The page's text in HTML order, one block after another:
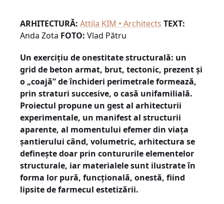
ARHITECTURĂ: Attila KIM • Architects TEXT:
Anda Zota FOTO: Vlad Pătru
Un exercițiu de onestitate structurală: un
grid de beton armat, brut, tectonic, prezent și
o „coajă” de închideri perimetrale formează,
prin straturi succesive, o casă unifamilială.
Proiectul propune un gest al arhitecturii
experimentale, un manifest al structurii
aparente, al momentului efemer din viața
șantierului când, volumetric, arhitectura se
definește doar prin contururile elementelor
structurale, iar materialele sunt ilustrate în
forma lor pură, funcțională, onestă, fiind
lipsite de farmecul estetizării.